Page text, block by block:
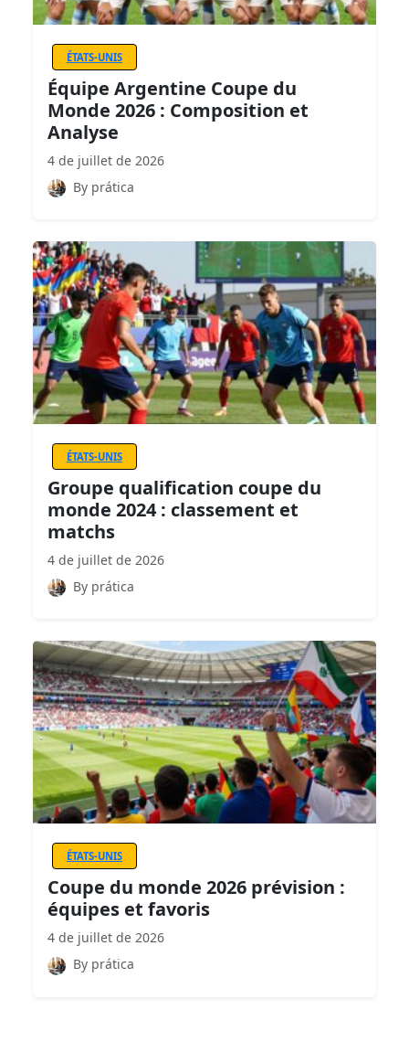
ÉTATS-UNIS
Équipe Argentine Coupe du
Monde 2026 : Composition et
Analyse
4 de juillet de 2026
By prática
ÉTATS-UNIS
Groupe qualification coupe du
monde 2024 : classement et
matchs
4 de juillet de 2026
By prática
ÉTATS-UNIS
Coupe du monde 2026 prévision :
équipes et favoris
4 de juillet de 2026
By prática